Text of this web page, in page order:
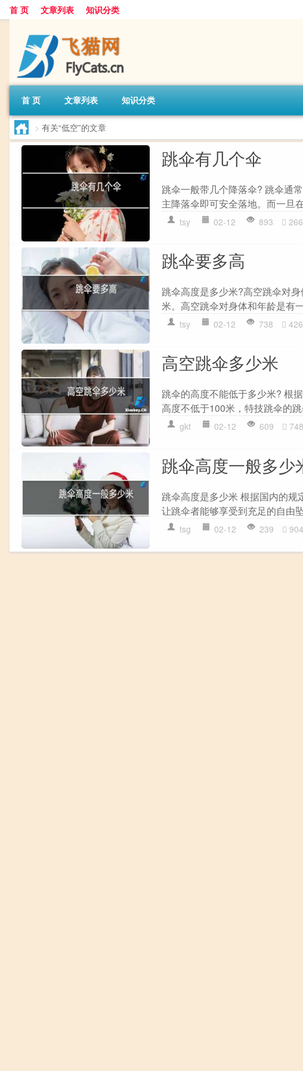
首 页 文章列表 知识分类
首 页 文章列表 知识分类
> 有关“低空”的文章
跳伞有几个伞
跳伞一般带几个降落伞? 跳伞通
主降落伞即可安全落地。而一旦
tsy 02-12 893 266
跳伞要多高
跳伞高度是多少米?高空跳伞对
米。高空跳伞对身体和年龄是有
tsy 02-12 738 426
高空跳伞多少米
跳伞的高度不能低于多少米? 根
高度不低于100米，特技跳伞的
gkt 02-12 609 748
跳伞高度一般多少
跳伞高度是多少米 根据国内的
让跳伞者能够享受到充足的自由
tsg 02-12 239 904